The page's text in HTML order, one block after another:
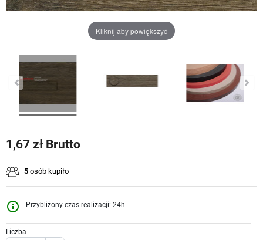
Kliknij aby powiększyć
1,67 zł Brutto
5 osób kupiło
info_outline Przybliżony czas realizacji: 24h
Liczba